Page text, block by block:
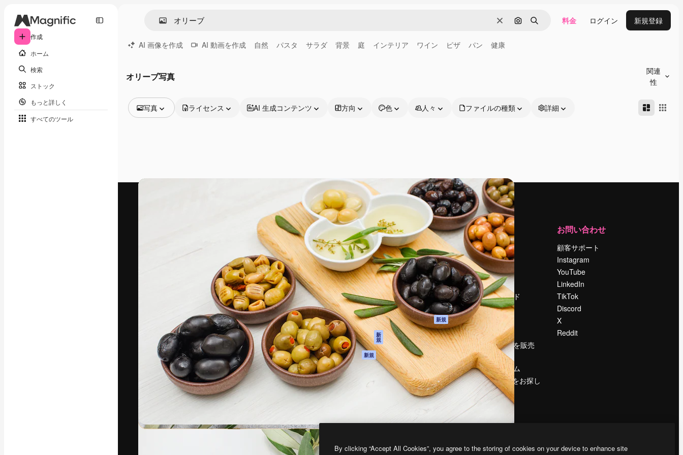
作成
ホーム
検索
ストック
もっと詳しく
すべてのツール
消去 画像で検索
検索 料金 ログイン 新規登録
AI 画像を作成 AI 動画を作成 自然 パスタ サラダ 背景 庭 インテリア ワイン ピザ パン 健康
オリーブ写真
関連
性
写真
動画
ライセンス AI 生成コンテンツ 方向 色 人々 ファイルの種類 詳細
最高のクリエイティブ制作を導くためのプラ
ットフォーム。クリエイター、企業、代理
店、スタジオを含む100万人以上が利用して
日本語
製品
Spaces
AI アシスタント
AI 画像生成ツール
AI 動画生成ツール
AI 音声合成ツール
ストックコンテン
ツ
Claude/ChatGPT
向けMCP
新
規
エージェント 新規
API
モバイルアプリ
すべてのMagnificツ
はじめに
Academy
ドキュメント
サポート
利用規約
プライバシーポリ
シー
オリジナル 新規
クッキーポリシー
トラストセンター
アフィリエイト
法人向け
運営
料金
会社概要
Reviews
採用情報
検索トレンド
ブログ
イベント
Slidesgo
コンテンツを販売
する
プレスルーム
magnific.aiをお探し
ですか？
お問い合わせ
顧客サポート
Instagram
YouTube
LinkedIn
TikTok
Discord
X
Reddit
Freepik Company S.L.U.無断複写・転載を禁じます
By clicking “Accept All Cookies”, you agree to the storing of cookies on your device to enhance site